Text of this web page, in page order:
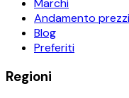
Marchi
Andamento prezzi
Blog
Preferiti
Regioni